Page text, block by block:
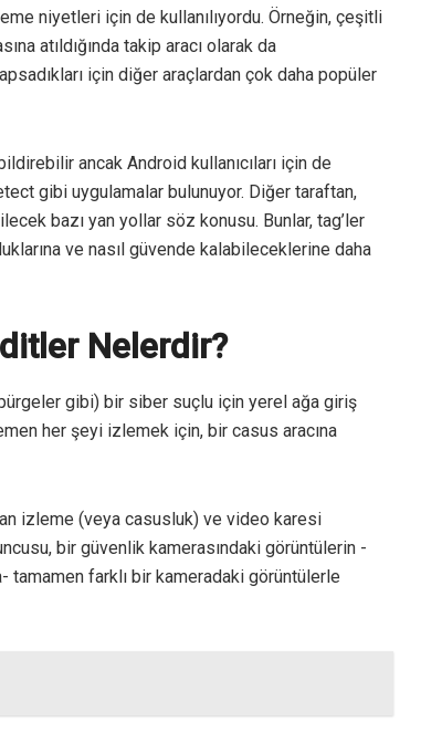
niyetleri için de kullanılıyordu. Örneğin, çeşitli
atıldığında takip aracı olarak da
için diğer araçlardan çok daha popüler
ancak Android kullanıcıları için de
gibi uygulamalar bulunuyor. Diğer taraftan,
bazı yan yollar söz konusu. Bunlar, tag’ler
ve nasıl güvende kalabileceklerine daha
Nelerdir?
gibi) bir siber suçlu için yerel ağa giriş
her şeyi izlemek için, bir casus aracına
izleme (veya casusluk) ve video karesi
bir güvenlik kamerasındaki görüntülerin -
tamamen farklı bir kameradaki görüntülerle